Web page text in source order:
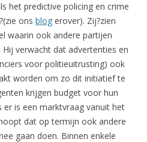
het predictive policing en crime
?(zie ons blog erover). Zij?zien
waarin ook andere partijen
Hij verwacht dat advertenties en
voor politieuitrusting) ook
worden om zo dit initiatief te
krijgen budget voor hun
is een marktvraag vanuit het
dat op termijn ook andere
gaan doen. Binnen enkele